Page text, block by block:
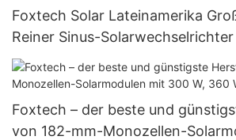
Foxtech Solar Lateinamerika
Reiner Sinus-
V 120/240 V Insel-
Foxtech – der beste und
von 182-mm-Monozellen-